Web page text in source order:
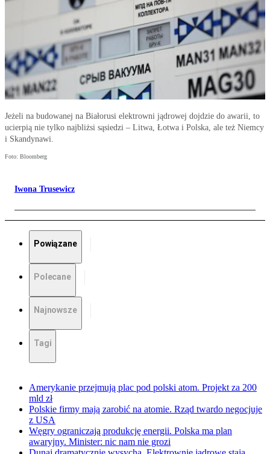
Jeżeli na budowanej na Białorusi elektrowni jądrowej dojdzie do awarii, to
ucierpią nie tylko najbliżsi sąsiedzi – Litwa, Łotwa i Polska, ale też Niemcy
i Skandynawi.
Foto: Bloomberg
Iwona Trusewicz
Powiązane
Polecane
Najnowsze
Tagi
Amerykanie przejmują plac pod polski atom. Projekt za 200
mld zł
Polskie firmy mają zarobić na atomie. Rząd twardo negocjuje
z USA
Węgry ograniczają produkcję energii. Polska ma plan
awaryjny. Minister: nic nam nie grozi